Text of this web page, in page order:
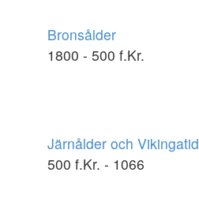
Bronsålder
1800 - 500 f.Kr.
Järnålder och Vikingatid
500 f.Kr. - 1066